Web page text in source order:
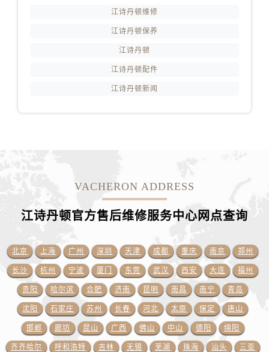
江西省吉安市吉州区井冈山大道江诗丹顿售后服务中心（需提前预约）
江西省九江市浔阳区浔阳路江诗丹顿售后服务中心（需提前预约）
江西省南昌市红谷滩新区红谷中大道998号绿地双子塔（中央广场）A1座办公楼14层1407室江诗丹顿售后服务中心（需提前预约）
江西省萍乡市安源区萍安北大道与康庄路交叉口江诗丹顿售后服务中心（需提前预约）
江西省上饶市信州区滨江西路江诗丹顿售后服务中心（需提前预约）
江西省新余市渝水区北湖西路江诗丹顿售后服务中心（需提前预约）
江西省宜春市袁州区中山中路江诗丹顿售后服务中心（需提前预约）
江诗丹顿维修
江诗丹顿保养
江诗丹顿
江诗丹顿配件
江诗丹顿新闻
VACHERON ADDRESS
江诗丹顿官方售后维修服务中心网点查询
北京 上海 广州 深圳 天津 成都 重庆 南京 郑州
长沙 杭州 宁波 厦门 东莞 武汉 西安 大连 福州
贵阳 哈尔滨 合肥 济南 昆明 南昌 南宁 青岛
沈阳 石家庄 苏州 长春 河北 太原 保定 唐山
邯郸 廊坊 昆山 广西 佛山 中山 德阳 绵阳
齐齐哈尔 呼和浩特 吉林 无锡 芜湖 珠海 汕头 三亚